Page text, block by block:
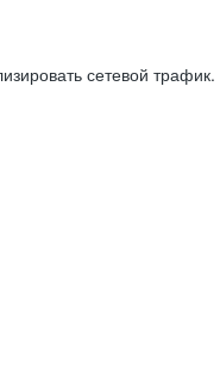
сетевой трафик.